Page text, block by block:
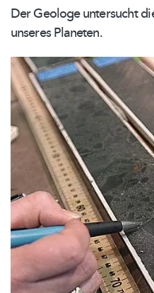
Der Geologe untersucht
unseres Planeten.